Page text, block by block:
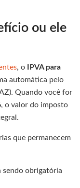
ou ele
, o
IPVA para
automática pelo
Quando você for
, o valor do imposto
que permanecem
sendo obrigatória